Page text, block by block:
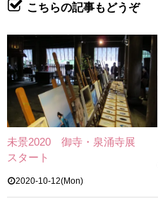
こちらの記事もどうぞ
未景2020 御寺・泉涌寺展
スタート
2020-10-12(Mon)